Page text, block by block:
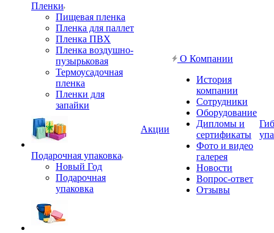
Пленки
Пищевая пленка
Пленка для паллет
Пленка ПВХ
Пленка воздушно-
пузырьковая
Термоусадочная
пленка
Пленки для
запайки
Подарочная упаковка
Новый Год
Подарочная
упаковка
Акции
О Компании
История
компании
Сотрудники
Оборудование
Дипломы и
сертификаты
Фото и видео
галерея
Новости
Вопрос-ответ
Отзывы